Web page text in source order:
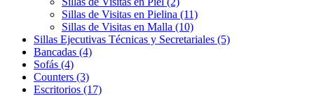
Sillas de Visitas en Pielina (11)
Sillas de Visitas en Malla (10)
Sillas Ejecutivas Técnicas y Secretariales (5)
Bancadas (4)
Sofás (4)
Counters (3)
Escritorios (17)